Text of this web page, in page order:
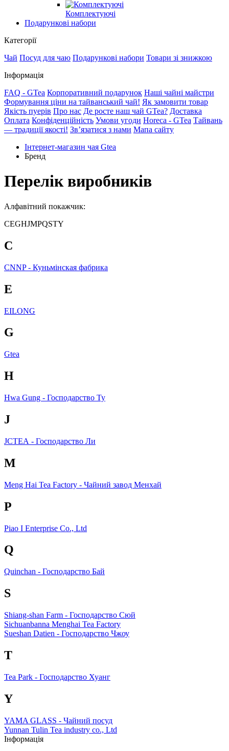
Комплектуючі
Подарункові набори
Категорії
Чай Посуд для чаю Подарункові набори Товари зі знижкою
Інформація
FAQ - GTea Корпоративний подарунок Наші чайні майстри
Формування ціни на тайванський чай! Як замовити товар
Якість пуерiв Про нас Де росте наш чай GTea? Доставка
Оплата Конфіденційність Умови угоди Horeca - GTea Тайвань
— традиції якості! Зв’язатися з нами Мапа сайту
Інтернет-магазин чая Gtea
Бренд
Перелік виробників
Алфавітний покажчик:
CEGHJMPQSTY
C
CNNP - Куньмінская фабрика
E
EILONG
G
Gtea
H
Hwa Gung - Господарство Ту
J
JСТЕА - Господарство Ли
M
Meng Hai Tea Factory - Чайний завод Менхай
P
Piao I Enterprise Co., Ltd
Q
Quinchan - Господарство Бай
S
Shiang-shan Farm - Господарство Сюй
Sichuanbanna Menghai Tea Factory
Sueshan Datien - Господарство Чжоу
T
Tea Park - Господарство Хуанг
Y
YAMA GLASS - Чайний посуд
Yunnan Tulin Tea industry co., Ltd
Інформація